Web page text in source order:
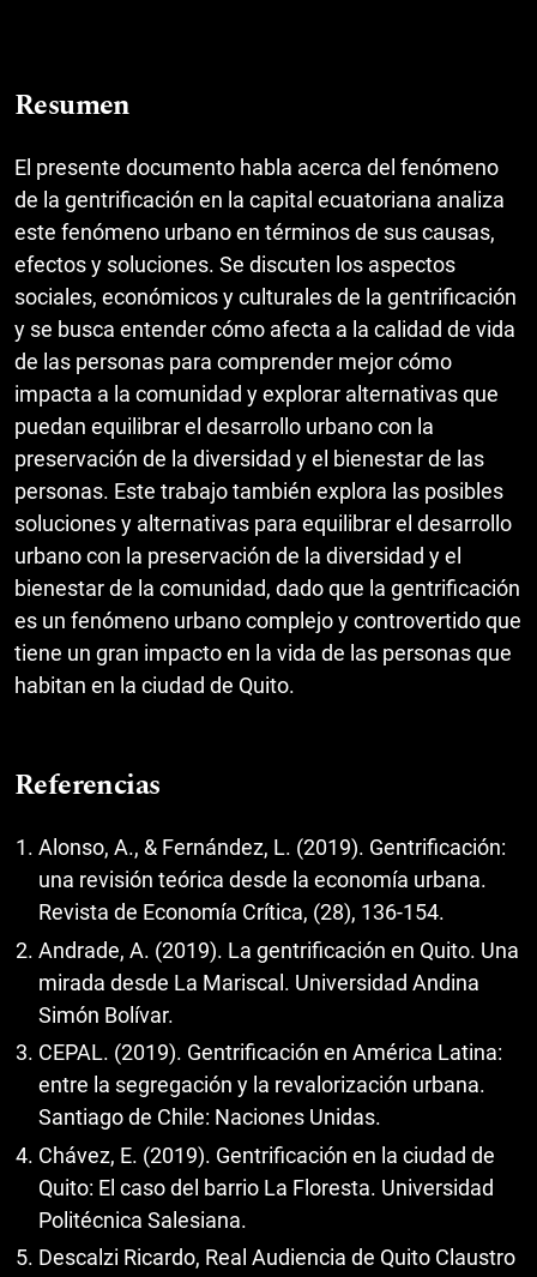
Resumen
El presente documento habla acerca del fenómeno
de la gentrificación en la capital ecuatoriana analiza
este fenómeno urbano en términos de sus causas,
efectos y soluciones. Se discuten los aspectos
sociales, económicos y culturales de la gentrificación
y se busca entender cómo afecta a la calidad de vida
de las personas para comprender mejor cómo
impacta a la comunidad y explorar alternativas que
puedan equilibrar el desarrollo urbano con la
preservación de la diversidad y el bienestar de las
personas. Este trabajo también explora las posibles
soluciones y alternativas para equilibrar el desarrollo
urbano con la preservación de la diversidad y el
bienestar de la comunidad, dado que la gentrificación
es un fenómeno urbano complejo y controvertido que
tiene un gran impacto en la vida de las personas que
habitan en la ciudad de Quito.
Referencias
Alonso, A., & Fernández, L. (2019). Gentrificación:
una revisión teórica desde la economía urbana.
Revista de Economía Crítica, (28), 136-154.
Andrade, A. (2019). La gentrificación en Quito. Una
mirada desde La Mariscal. Universidad Andina
Simón Bolívar.
CEPAL. (2019). Gentrificación en América Latina:
entre la segregación y la revalorización urbana.
Santiago de Chile: Naciones Unidas.
Chávez, E. (2019). Gentrificación en la ciudad de
Quito: El caso del barrio La Floresta. Universidad
Politécnica Salesiana.
Descalzi Ricardo, Real Audiencia de Quito Claustro